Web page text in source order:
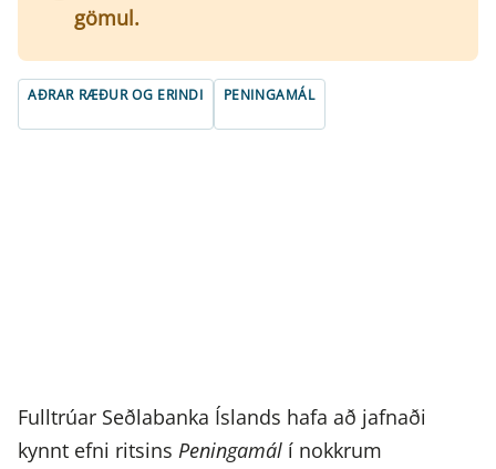
gömul.
AÐRAR RÆÐUR OG ERINDI PENINGAMÁL
Fulltrúar Seðlabanka Íslands hafa að jafnaði
kynnt efni ritsins Peningamál í nokkrum